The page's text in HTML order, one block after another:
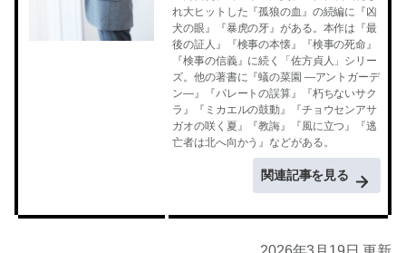
れ大ヒットした『孤狼の血』の続編に『凶
犬の眼』『暴虎の牙』がある。本作は『最
後の証人』『検事の本懐』『検事の死命』
『検事の信義』に続く「佐方貞人」シリー
ズ。他の著書に『蟻の菜園 ―アントガーデ
ン―』『パレートの誤算』『朽ちないサク
ラ』『ミカエルの鼓動』『チョウセンアサ
ガオの咲く夏』『教誨』『風に立つ』『逃
亡者は北へ向かう』などがある。
関連記事を見る